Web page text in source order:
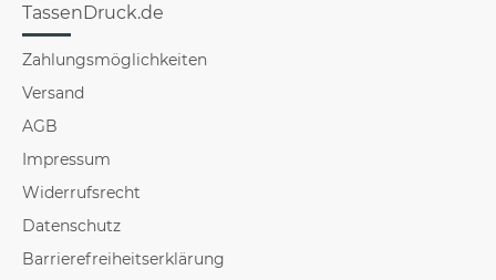
TassenDruck.de
Zahlungsmöglichkeiten
Versand
AGB
Impressum
Widerrufsrecht
Datenschutz
Barrierefreiheitserklärung